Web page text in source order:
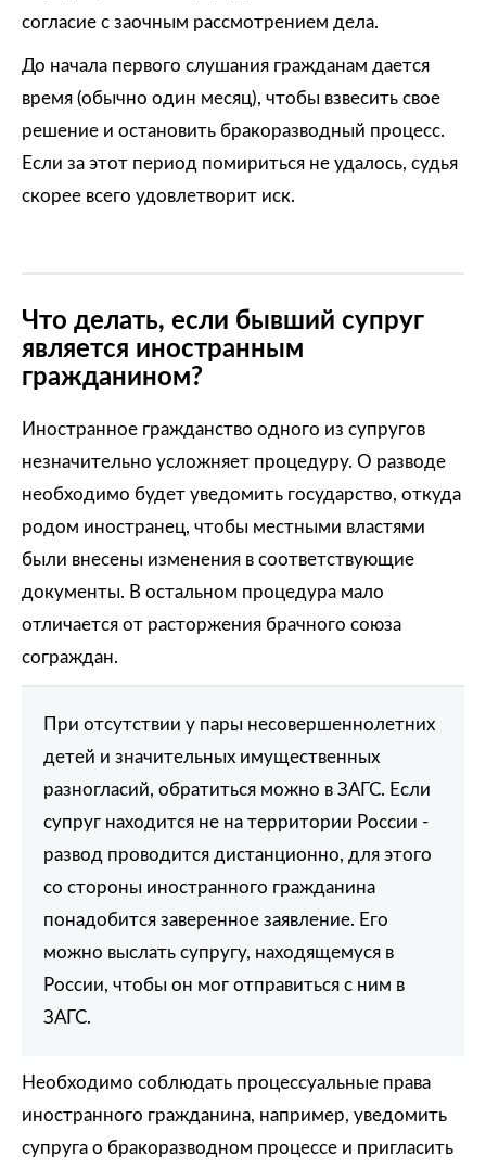
согласие с заочным рассмотрением дела.
До начала первого слушания гражданам дается
время (обычно один месяц), чтобы взвесить свое
решение и остановить бракоразводный процесс.
Если за этот период помириться не удалось, судья
скорее всего удовлетворит иск.
Что делать, если бывший супруг
является иностранным
гражданином?
Иностранное гражданство одного из супругов
незначительно усложняет процедуру. О разводе
необходимо будет уведомить государство, откуда
родом иностранец, чтобы местными властями
были внесены изменения в соответствующие
документы. В остальном процедура мало
отличается от расторжения брачного союза
сограждан.
При отсутствии у пары несовершеннолетних
детей и значительных имущественных
разногласий, обратиться можно в ЗАГС. Если
супруг находится не на территории России -
развод проводится дистанционно, для этого
со стороны иностранного гражданина
понадобится заверенное заявление. Его
можно выслать супругу, находящемуся в
России, чтобы он мог отправиться с ним в
ЗАГС.
Необходимо соблюдать процессуальные права
иностранного гражданина, например, уведомить
супруга о бракоразводном процессе и пригласить